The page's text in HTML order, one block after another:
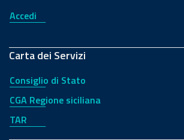
Accedi
Carta dei Servizi
Consiglio di Stato
CGA Regione siciliana
TAR